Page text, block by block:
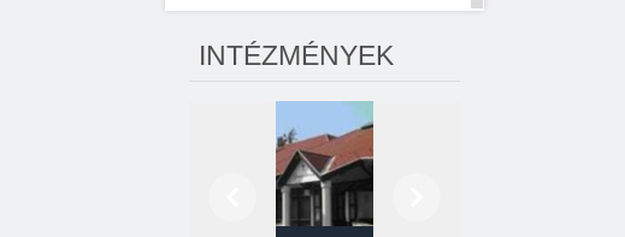
INTÉZMÉNYEK